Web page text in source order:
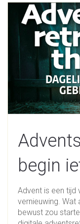
begin
Advent is een tijd
vernieuwing. Wat
bewust zou